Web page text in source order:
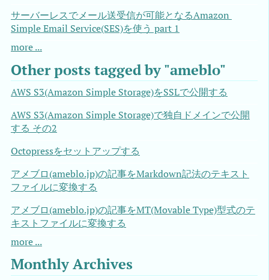
サーバーレスでメール送受信が可能となるAmazon
Simple Email Service(SES)を使う part 1
more ...
Other posts tagged by "ameblo"
AWS S3(Amazon Simple Storage)をSSLで公開する
AWS S3(Amazon Simple Storage)で独自ドメインで公開
する その2
Octopressをセットアップする
アメブロ(ameblo.jp)の記事をMarkdown記法のテキスト
ファイルに変換する
アメブロ(ameblo.jp)の記事をMT(Movable Type)型式のテ
キストファイルに変換する
more ...
Monthly Archives